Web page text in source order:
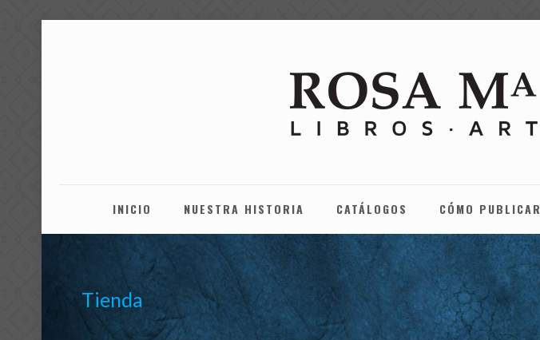
INICIO NUESTRA HISTORIA CATÁLOGOS CÓMO PUBLICAR
Tienda